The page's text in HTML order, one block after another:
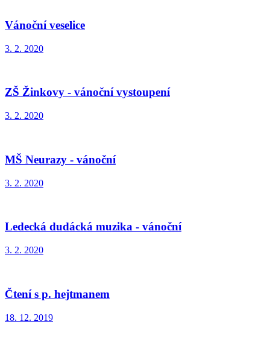
Vánoční veselice
3. 2. 2020
ZŠ Žinkovy - vánoční vystoupení
3. 2. 2020
MŠ Neurazy - vánoční
3. 2. 2020
Ledecká dudácká muzika - vánoční
3. 2. 2020
Čtení s p. hejtmanem
18. 12. 2019